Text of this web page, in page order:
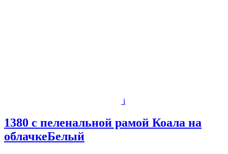
i
1380 с пеленальной рамой Коала на
облачкеБелый